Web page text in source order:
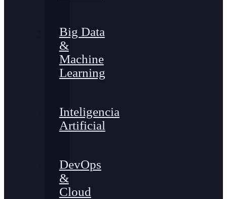
Big Data
&
Machine
Learning
Inteligencia
Artificial
DevOps
&
Cloud